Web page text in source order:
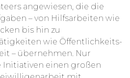
angewiesen, die die
– von Hilfsarbeiten wie
bis hin zu
wie Öffentlichkeits-
– übernehmen. Nur
einen großen